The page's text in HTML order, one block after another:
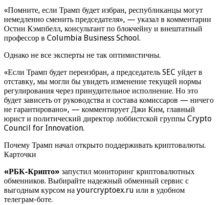
«Помните, если Трамп будет избран, республиканцы могут
немедленно сменить председателя», — указал в комментарии
Остин Кэмпбелл, консультант по блокчейну и внештатный
профессор в Columbia Business School.
Однако не все эксперты не так оптимистичны.
«Если Трамп будет переизбран, а председатель SEC уйдет в
отставку, мы могли бы увидеть изменение текущей нормы
регулирования через принудительное исполнение. Но это
будет зависеть от руководства и состава комиссаров — ничего
не гарантировано», — комментирует Джи Ким, главный
юрист и политический директор лоббистской группы Crypto
Council for Innovation.
Почему Трамп начал открыто поддерживать криптовалюты.
Карточки
«РБК-Крипто» запустил мониторинг криптовалютных
обменников. Выбирайте надежный обменный сервис с
выгодным курсом на yourcryptoex.ru или в удобном
телеграм-боте.